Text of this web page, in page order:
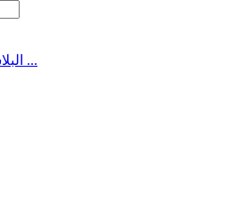
البلاستيك والقماش المشمع و ...